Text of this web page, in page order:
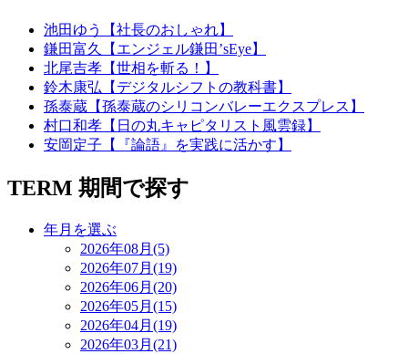
池田ゆう【社長のおしゃれ】
鎌田富久【エンジェル鎌田’sEye】
北尾吉孝【世相を斬る！】
鈴木康弘【デジタルシフトの教科書】
孫泰蔵【孫泰蔵のシリコンバレーエクスプレス】
村口和孝【日の丸キャピタリスト風雲録】
安岡定子【『論語』を実践に活かす】
TERM 期間で探す
年月を選ぶ
2026年08月(5)
2026年07月(19)
2026年06月(20)
2026年05月(15)
2026年04月(19)
2026年03月(21)